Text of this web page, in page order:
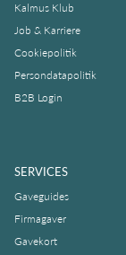
Kalmus Klub
Job & Karriere
Cookiepolitik
Persondatapolitik
B2B Login
SERVICES
Gaveguides
Firmagaver
Gavekort